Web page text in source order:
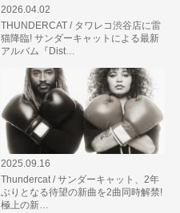
2026.04.02
THUNDERCAT / タワレコ渋谷店に雷
猫降臨! サンダーキャットによる最新
アルバム『Dist…
2025.09.16
Thundercat / サンダーキャット、2年
ぶりとなる待望の新曲を2曲同時解禁!
極上の新…